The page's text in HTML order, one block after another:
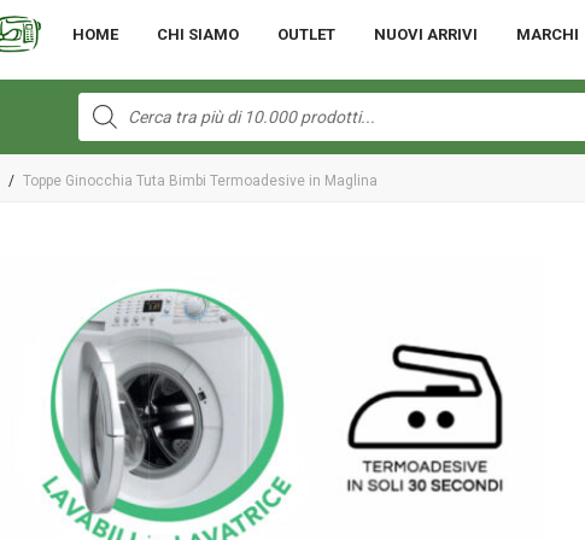
HOME CHI SIAMO OUTLET NUOVI ARRIVI MARCHI
Products
search
/ Toppe Ginocchia Tuta Bimbi Termoadesive in Maglina